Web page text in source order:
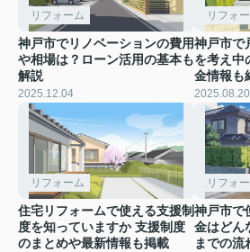
リフォーム
神戸市でリノベーションの費用
や相場は？ローン活用の基本も
解説
2025.12.04
リフォ
神戸市で
を考え中
金情報も
2025.08.20
リフォーム
住宅リフォームで使える支援制
度を知っていますか 支援制度
のまとめや最新情報も掲載
リフォ
神戸市で
金はどん
までの流